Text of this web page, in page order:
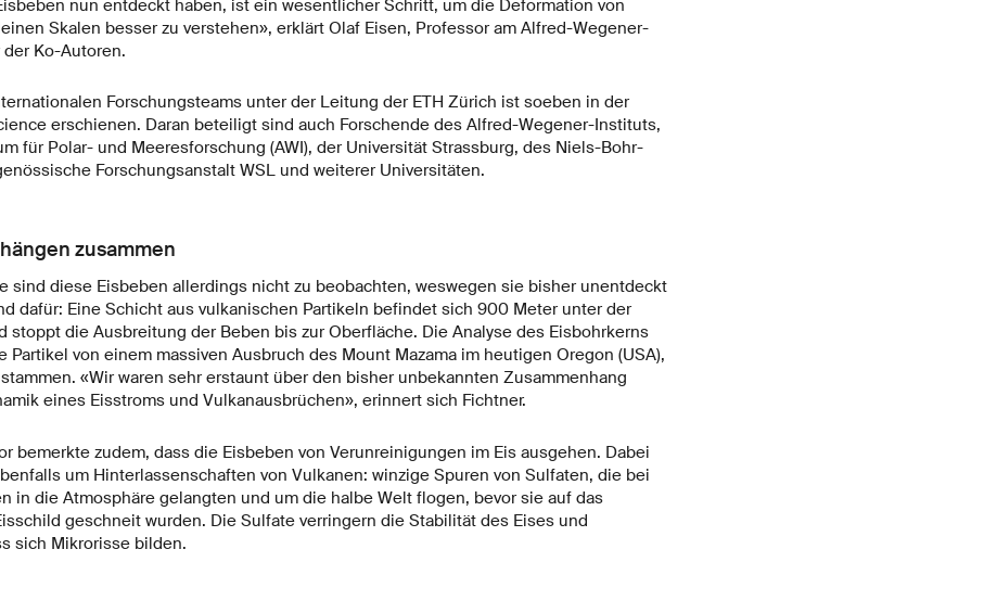
nun entdeckt haben, ist ein wesentlicher Schritt, um die Deformation von
Skalen besser zu verstehen», erklärt Olaf Eisen, Professor am Alfred-Wegener-
Ko-Autoren.
Forschungsteams unter der Leitung der ETH Zürich ist soeben in der
erschienen. Daran beteiligt sind auch Forschende des Alfred-Wegener-Instituts,
für Polar- und Meeresforschung (AWI), der Universität Strassburg, des Niels-Bohr-
Forschungsanstalt WSL und weiterer Universitäten.
zusammen
sind diese Eisbeben allerdings nicht zu beobachten, weswegen sie bisher unentdeckt
dafür: Eine Schicht aus vulkanischen Partikeln befindet sich 900 Meter unter der
stoppt die Ausbreitung der Beben bis zur Oberfläche. Die Analyse des Eisbohrkerns
Partikel von einem massiven Ausbruch des Mount Mazama im heutigen Oregon (USA),
«Wir waren sehr erstaunt über den bisher unbekannten Zusammenhang
eines Eisstroms und Vulkanausbrüchen», erinnert sich Fichtner.
bemerkte zudem, dass die Eisbeben von Verunreinigungen im Eis ausgehen. Dabei
um Hinterlassenschaften von Vulkanen: winzige Spuren von Sulfaten, die bei
in die Atmosphäre gelangten und um die halbe Welt flogen, bevor sie auf das
geschneit wurden. Die Sulfate verringern die Stabilität des Eises und
sich Mikrorisse bilden.